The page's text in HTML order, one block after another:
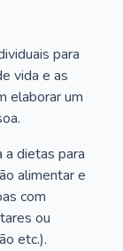
para
vida e as
elaborar um
a dietas para
alimentar e
com
ou
etc.).